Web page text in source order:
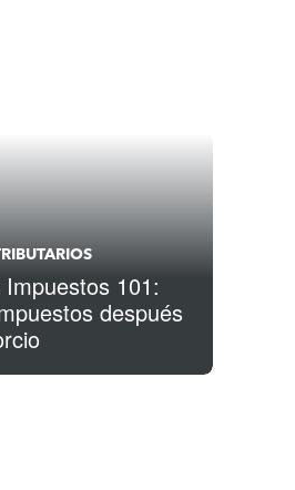
101:
después